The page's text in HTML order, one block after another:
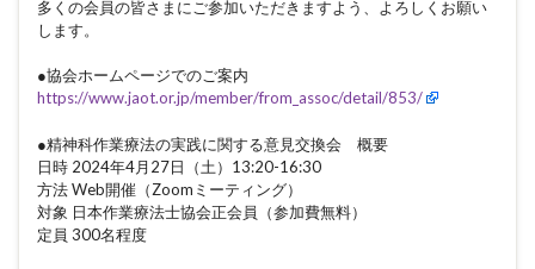
多くの会員の皆さまにご参加いただきますよう、よろしくお願い
します。
●協会ホームページでのご案内
https://www.jaot.or.jp/member/from_assoc/detail/853/
●精神科作業療法の実践に関する意見交換会 概要
日時 2024年4月27日（土）13:20-16:30
方法 Web開催（Zoomミーティング）
対象 日本作業療法士協会正会員（参加費無料）
定員 300名程度